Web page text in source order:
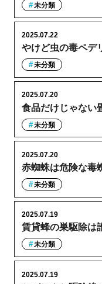
未分類
やけど虫の毒ペデ
2025.07.22
未分類
食品だけじゃない
2025.07.20
未分類
赤蜘蛛は危険な毒
2025.07.20
未分類
賃貸蜂の巣駆除は
2025.07.19
未分類
2025.07.19